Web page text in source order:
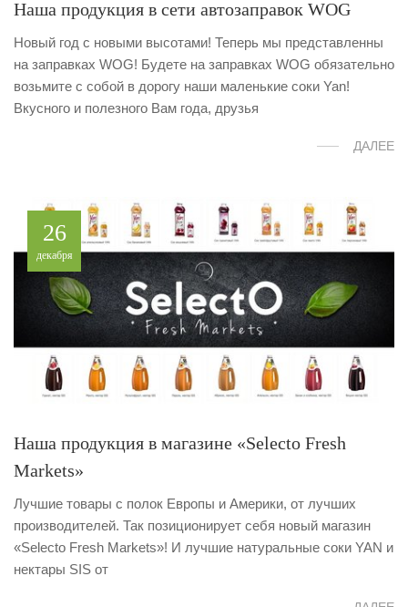
Наша продукция в сети автозаправок WOG
Новый год с новыми высотами! Теперь мы представленны
на заправках WOG! Будете на заправках WOG обязательно
возьмите с собой в дорогу наши маленькие соки Yan!
Вкусного и полезного Вам года, друзья
ДАЛЕЕ
26
декабря
Наша продукция в магазине «Selecto Fresh
Markets»
Лучшие товары с полок Европы и Америки, от лучших
производителей. Так позиционирует себя новый магазин
«Selecto Fresh Markets»! И лучшие натуральные соки YAN и
нектары SIS от